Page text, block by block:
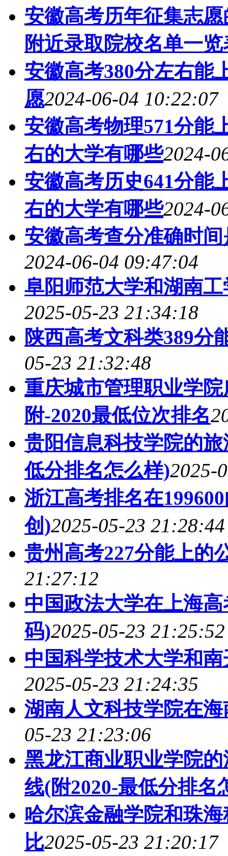
安徽高考历年征集志
附近录取院校名单一览
安徽高考380分左右能
愿2024-06-04 10:22:07
安徽高考物理571分能
右的大学有哪些2024-
安徽高考历史641分能
右的大学有哪些2024-
安徽高考查分准确时
2024-06-04 09:47:04
阜阳师范大学和湖南
2025-05-23 21:34:18
陕西高考文科类389分
05-23 21:32:48
重庆城市管理职业学
附-2020最低位次排名
贵阳信息科技学院的
低分排名怎么样)2025-
浙江高考排名在
创)2025-05-23 21:28:44
贵州高考227分能上的
21:27:12
中国政法大学在上海
码)2025-05-23 21:25:52
中国科学技术大学和
2025-05-23 21:24:35
湖南人文科技学院在
05-23 21:23:06
黑龙江商业职业学院
线(附2020-最低分排名
哈尔滨金融学院和珠
比2025-05-23 21:20:17